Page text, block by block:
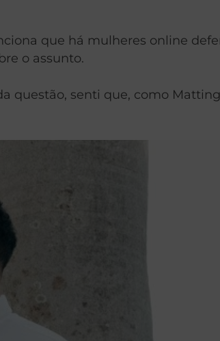
que há mulheres online
o assunto.
questão, senti que, como